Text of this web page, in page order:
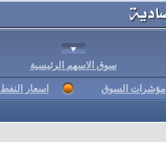
سوق الاسهم الرئيسية
مؤشرات السوق اسعار النفط